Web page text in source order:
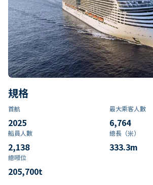
規格
首航
2025
最大乘客人數
6,764
船員人數
2,138
總長（米）
333.3m
總噸位
205,700t